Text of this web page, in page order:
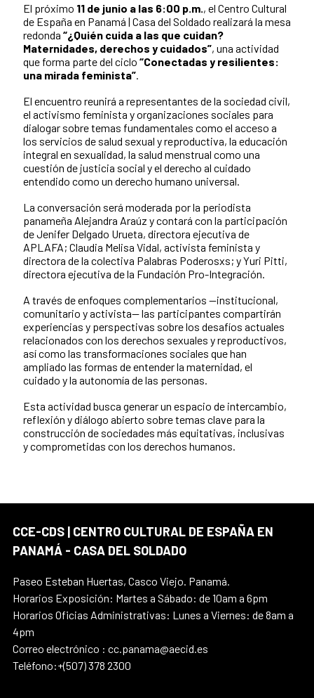
El próximo 11 de junio a las 6:00 p.m. , el Centro Cultural
de España en Panamá | Casa del Soldado realizará la mesa
redonda “¿Quién cuida a las que cuidan?
Maternidades, derechos y cuidados”, una actividad
que forma parte del ciclo “Conectadas y resilientes:
una mirada feminista”
El encuentro reunirá a representantes de la sociedad civil,
el activismo feminista y organizaciones sociales para
dialogar sobre temas fundamentales como el acceso a
los servicios de salud sexual y reproductiva, la educación
integral en sexualidad, la salud menstrual como una
cuestión de justicia social y el derecho al cuidado
entendido como un derecho humano universal.
La conversación será moderada por la periodista
panameña Alejandra Araúz y contará con la participación
de Jenifer Delgado Urueta, directora ejecutiva de
APLAFA; Claudia Melisa Vidal, activista feminista y
directora de la colectiva Palabras Poderosxs; y Yuri Pitti,
directora ejecutiva de la Fundación Pro-Integración.
A través de enfoques complementarios —institucional,
comunitario y activista— las participantes compartirán
experiencias y perspectivas sobre los desafíos actuales
relacionados con los derechos sexuales y reproductivos,
así como las transformaciones sociales que han
ampliado las formas de entender la maternidad, el
cuidado y la autonomía de las personas.
Esta actividad busca generar un espacio de intercambio,
reflexión y diálogo abierto sobre temas clave para la
construcción de sociedades más equitativas, inclusivas
y comprometidas con los derechos humanos.
CCE-CDS | CENTRO CULTURAL DE ESPAÑA EN
PANAMÁ - CASA DEL SOLDADO
Paseo Esteban Huertas, Casco Viejo. Panamá.
Horarios Exposición: Martes a Sábado: de 10am a 6pm
Horarios Oficias Administrativas: Lunes a Viernes: de 8am a
4pm
Correo electrónico : cc.panama@aecid.es
Teléfono:+(507) 378 2300